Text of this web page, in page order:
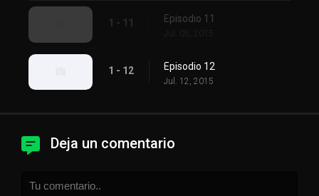
1 - 11 Episodio 11
Jul. 05, 2015
1 - 12 Episodio 12
Jul. 12, 2015
Deja un comentario